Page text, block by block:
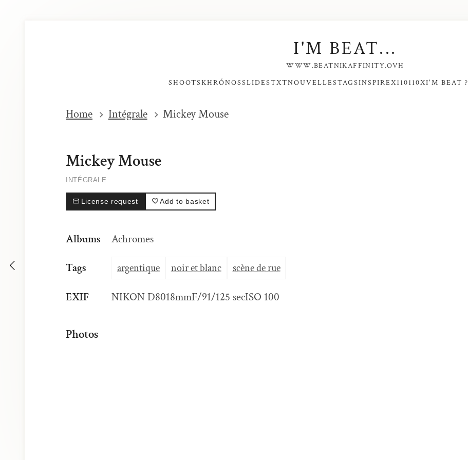
I'M BEAT...
WWW.BEATNIKAFFINITY.OVH
SHOOTSKHRÓNOSSLIDESTXTNOUVELLESTAGSINSPIREX110110XI'M BEAT ?
Home Intégrale Mickey Mouse
Mickey Mouse
INTÉGRALE
License request Add to basket
Albums Achromes
Tags argentique noir et blanc scène de rue
EXIF NIKON D8018mmF/91/125 secISO 100
Photos